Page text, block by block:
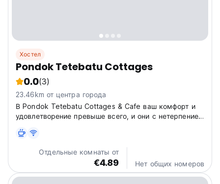
Хостел
Pondok Tetebatu Cottages
0.0(3)
23.46km от центра города
В Pondok Tetebatu Cottages & Cafe ваш комфорт и
удовлетворение превыше всего, и они с нетерпением
Отдельные комнаты от
€4.89 Нет общих номеров